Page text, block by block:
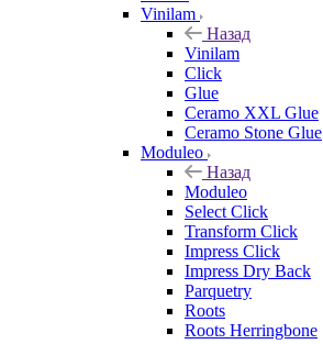
Vinilam
Назад
Vinilam
Click
Glue
Ceramo XXL Glue
Ceramo Stone Glue
Moduleo
Назад
Moduleo
Select Click
Transform Click
Impress Click
Impress Dry Back
Parquetry
Roots
Roots Herringbone